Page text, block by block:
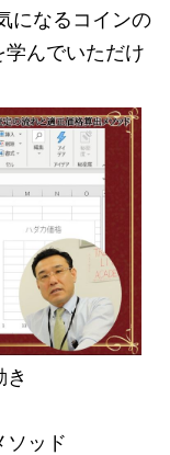
になるコインの
んでいただけ
ソッド